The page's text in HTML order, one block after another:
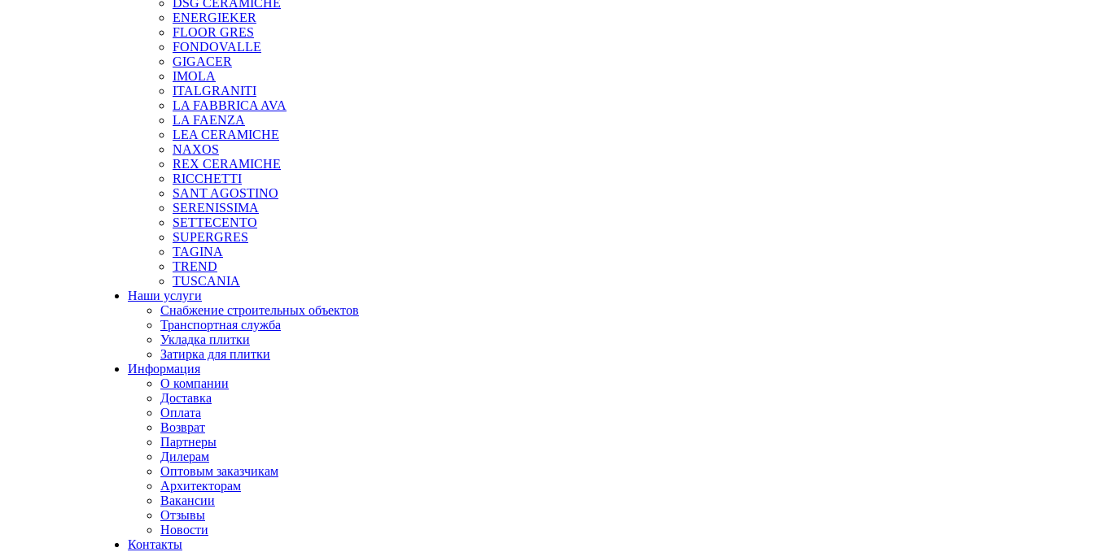
DSG CERAMICHE
ENERGIEKER
FLOOR GRES
FONDOVALLE
GIGACER
IMOLA
ITALGRANITI
LA FABBRICA AVA
LA FAENZA
LEA CERAMICHE
NAXOS
REX CERAMICHE
RICCHETTI
SANT AGOSTINO
SERENISSIMA
SETTECENTO
SUPERGRES
TAGINA
TREND
TUSCANIA
Наши услуги
Снабжение строительных объектов
Транспортная служба
Укладка плитки
Затирка для плитки
Информация
О компании
Доставка
Оплата
Возврат
Партнеры
Дилерам
Оптовым заказчикам
Архитекторам
Вакансии
Отзывы
Новости
Контакты